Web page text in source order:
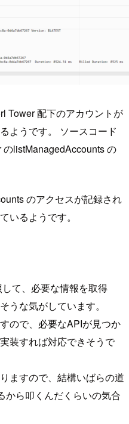
Tower 配下のアカウントが
ようです。 ソースコード
listManagedAccounts の
のアクセスが記録され
いるようです。
て、必要な情報を取得
うな気がしています。
ので、必要なAPIが見つか
装すれば対応できそうで
ますので、結構いばらの道
から叩くんだくらいの気合